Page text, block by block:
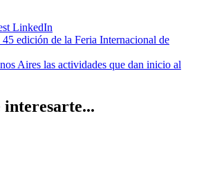
LinkedIn
edición de la Feria Internacional de
Aires las actividades que dan inicio al
interesarte...